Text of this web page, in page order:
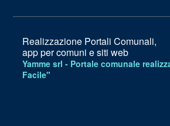
Realizzazione Portali Comunali,
app per comuni e siti web
Yamme srl - Portale comunale
Facile"